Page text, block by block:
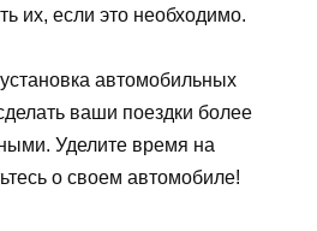
их, если это необходимо.
автомобильных
ваши поездки более
Уделите время на
о своем автомобиле!